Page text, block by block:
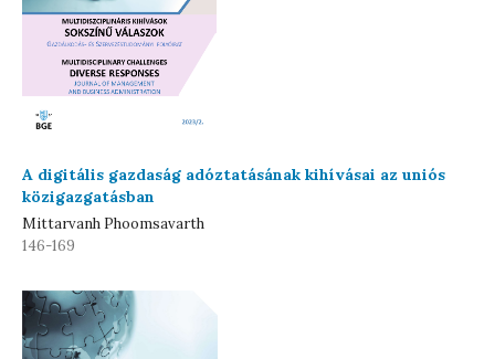
A digitális gazdaság adóztatásának kihívásai az uniós
közigazgatásban
Mittarvanh Phoomsavarth
146-169